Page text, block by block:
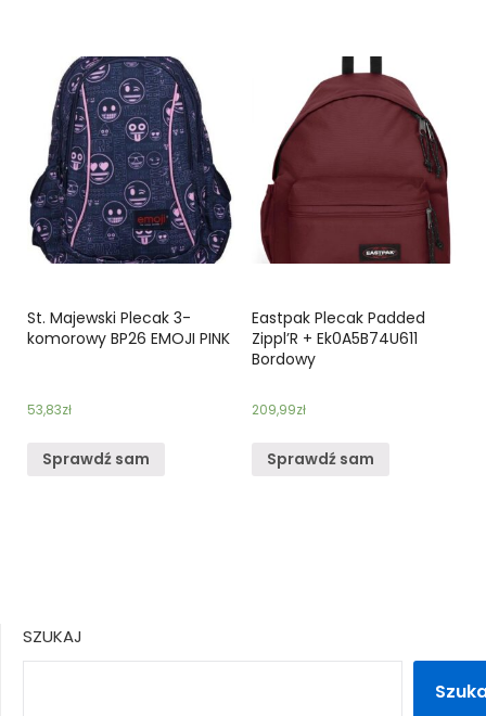
St. Majewski Plecak 3-
komorowy BP26 EMOJI PINK
53,83zł
Sprawdź sam
Eastpak Plecak Padded
Zippl’R + Ek0A5B74U611
Bordowy
209,99zł
Sprawdź sam
SZUKAJ